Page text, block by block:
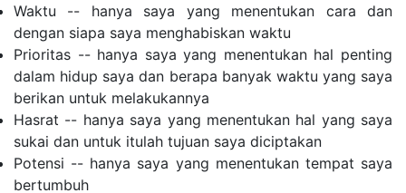
Waktu -- hanya saya yang menentukan cara dan
dengan siapa saya menghabiskan waktu
Prioritas -- hanya saya yang menentukan hal penting
dalam hidup saya dan berapa banyak waktu yang saya
berikan untuk melakukannya
Hasrat -- hanya saya yang menentukan hal yang saya
sukai dan untuk itulah tujuan saya diciptakan
Potensi -- hanya saya yang menentukan tempat saya
bertumbuh